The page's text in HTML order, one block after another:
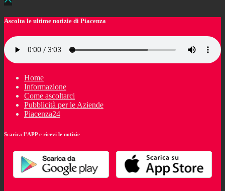
Ascolta le ultime notizie di Piacenza
Home
Informazione
Come ascoltarci
Pubblicità per le Aziende
Piacenza24
Scarica l’APP e ricevi le notizie